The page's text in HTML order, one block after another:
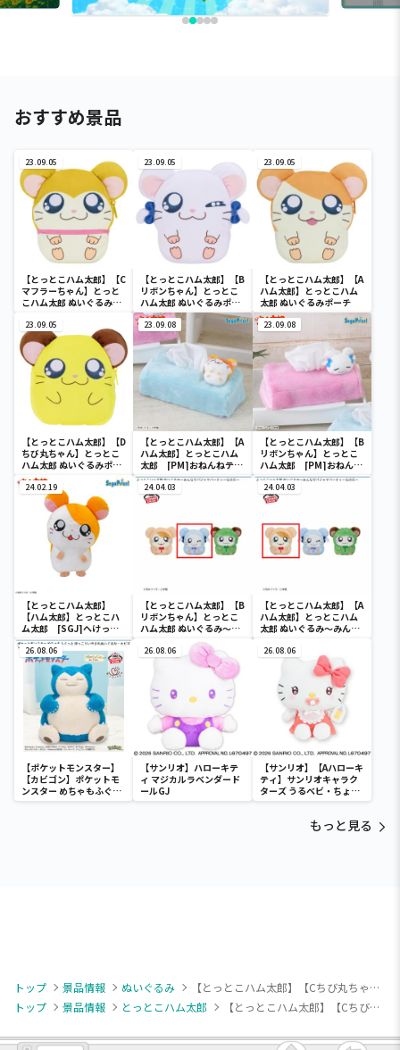
おすすめ景品
23.09.05
【とっとこハム太郎】【C
マフラーちゃん】とっと
こハム太郎 ぬいぐるみポ
23.09.05
【とっとこハム太郎】【B
リボンちゃん】とっとこ
ハム太郎 ぬいぐるみポー
チ
23.09.05
【とっとこハム太郎】【A
ハム太郎】とっとこハム
太郎 ぬいぐるみポーチ
23.09.05
【とっとこハム太郎】【D
ちび丸ちゃん】とっとこ
ハム太郎 ぬいぐるみポー
チ
23.09.08
【とっとこハム太郎】【A
ハム太郎】とっとこハム
太郎 [PM]おねんねティ
ッシュボックスカバー
23.09.08
【とっとこハム太郎】【B
リボンちゃん】とっとこ
ハム太郎 [PM]おねんね
ティッシュボックスカバ
ー
24.02.19
【とっとこハム太郎】
【ハム太郎】とっとこハ
ム太郎 [SGJ]へけっぬ
いぐるみ
24.04.03
【とっとこハム太郎】【B
リボンちゃん】とっとこ
ハム太郎 ぬいぐるみ～み
んなでパジャマパーティ
ーなのだ～
24.04.03
【とっとこハム太郎】【A
ハム太郎】とっとこハム
太郎 ぬいぐるみ～みんな
のだ～
26.08.06
【ポケットモンスター】
【カビゴン】ポケットモ
ンスター めちゃもふぐっ
と ほっこりいやされぬい
26.08.06
【サンリオ】ハローキテ
ィ マジカルラベンダード
ールGJ
26.08.06
【サンリオ】【Aハローキ
ティ】サンリオキャラク
ターズ うるベビ・ちょい
デカドール
もっと見る
トップ 景品情報 ぬいぐるみ
【とっとこハム太郎】【Cちび丸ちゃん】とっとこハム太郎 星を集めてぬいぐるみ～ハム太郎・リボンちゃん・ちび丸ちゃん～
トップ
景品情報 とっとこハム太郎 【とっとこハム太郎】【Cちび丸ちゃん】とっとこハム太郎 星を集めてぬいぐるみ～ハム太郎・リボンちゃん・ちび丸ちゃん～